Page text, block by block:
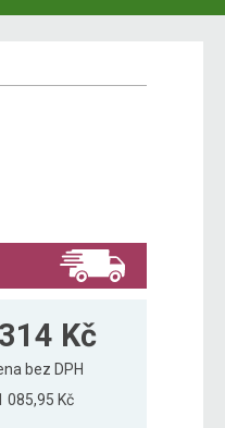
Kč
bez DPH
085,95 Kč